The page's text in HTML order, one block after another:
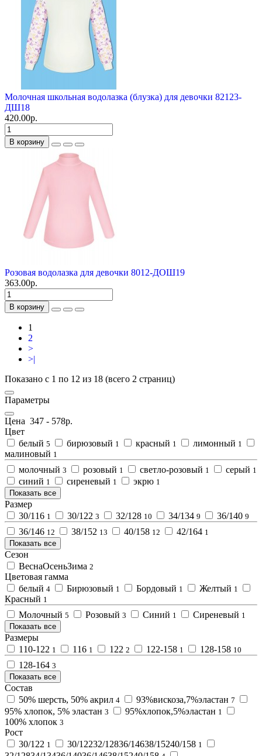
Молочная школьная водолазка (блузка) для девочки 82123-
ДШ18
420.00р.
В корзину
Розовая водолазка для девочки 8012-ДОШ19
363.00р.
В корзину
1
2
>
>|
Показано с 1 по 12 из 18 (всего 2 страниц)
Параметры
Цена 347 - 578р.
Цвет
белый 5 бирюзовый 1 красный 1 лимонный 1
малиновый 1
молочный 3 розовый 1 светло-розовый 1 серый 1
синий 1 сиреневый 1 экрю 1
Показать все
Размер
30/116 1 30/122 3 32/128 10 34/134 9 36/140 9
36/146 12 38/152 13 40/158 12 42/164 1
Показать все
Сезон
ВеснаОсеньЗима 2
Цветовая гамма
белый 4 Бирюзовый 1 Бордовый 1 Желтый 1
Красный 1
Молочный 5 Розовый 3 Синий 1 Сиреневый 1
Показать все
Размеры
110-122 1 116 1 122 2 122-158 1 128-158 10
128-164 3
Показать все
Состав
50% шерсть, 50% акрил 4 93%вискоза,7%эластан 7
95% хлопок, 5% эластан 3 95%хлопок,5%эластан 1
100% хлопок 3
Рост
30/122 1 30/12232/12836/14638/15240/158 1